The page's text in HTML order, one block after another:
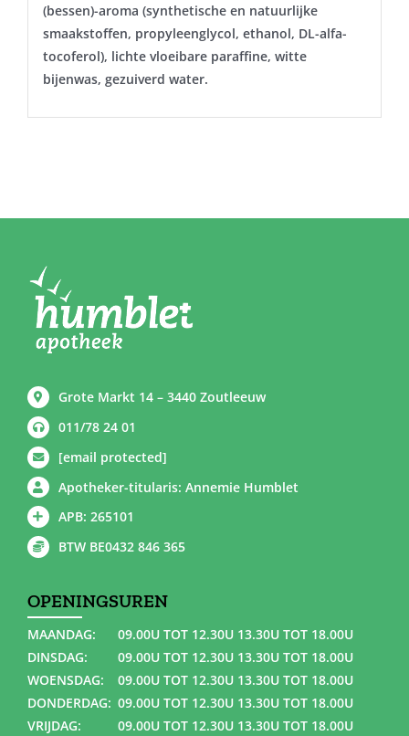
(bessen)-aroma (synthetische en natuurlijke
smaakstoffen, propyleenglycol, ethanol, DL-alfa-
tocoferol), lichte vloeibare paraffine, witte
bijenwas, gezuiverd water.
Grote Markt 14 – 3440 Zoutleeuw
011/78 24 01
[email protected]
Apotheker-titularis: Annemie Humblet
APB: 265101
BTW BE0432 846 365
OPENINGSUREN
MAANDAG:
09.00U TOT 12.30U 13.30U TOT 18.00U
DINSDAG:
09.00U TOT 12.30U 13.30U TOT 18.00U
WOENSDAG:
09.00U TOT 12.30U 13.30U TOT 18.00U
DONDERDAG: 09.00U TOT 12.30U 13.30U TOT 18.00U
VRIJDAG:
09.00U TOT 12.30U 13.30U TOT 18.00U